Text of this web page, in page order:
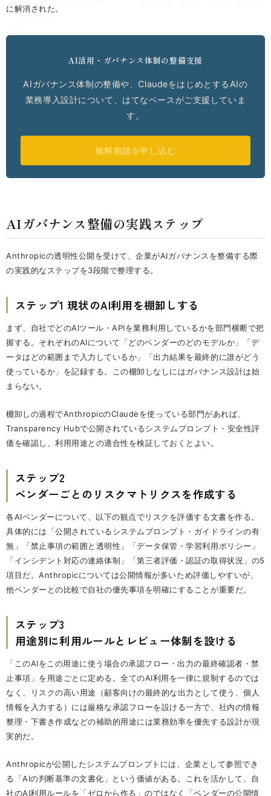
に解消された。
AI活用・ガバナンス体制の整備支援
AIガバナンス体制の整備や、ClaudeをはじめとするAIの
業務導入設計について、はてなベースがご支援していま
す。
無料相談を申し込む
AIガバナンス整備の実践ステップ
Anthropicの透明性公開を受けて、企業がAIガバナンスを整備する際
の実践的なステップを3段階で整理する。
ステップ1 現状のAI利用を棚卸しする
まず、自社でどのAIツール・APIを業務利用しているかを部門横断で把
握する。それぞれのAIについて「どのベンダーのどのモデルか」「デ
ータはどの範囲まで入力しているか」「出力結果を最終的に誰がどう
使っているか」を記録する。この棚卸しなしにはガバナンス設計は始
まらない。
棚卸しの過程でAnthropicのClaudeを使っている部門があれば、
Transparency Hubで公開されているシステムプロンプト・安全性評
価を確認し、利用用途との適合性を検証しておくとよい。
ステップ2
ベンダーごとのリスクマトリクスを作成する
各AIベンダーについて、以下の観点でリスクを評価する文書を作る。
具体的には「公開されているシステムプロンプト・ガイドラインの有
無」「禁止事項の範囲と透明性」「データ保管・学習利用ポリシー」
「インシデント対応の連絡体制」「第三者評価・認証の取得状況」の5
項目だ。Anthropicについては公開情報が多いため評価しやすいが、
他ベンダーとの比較で自社の優先事項を明確にすることが重要だ。
ステップ3
用途別に利用ルールとレビュー体制を設ける
「このAIをこの用途に使う場合の承認フロー・出力の最終確認者・禁
止事項」を用途ごとに定める。全てのAI利用を一律に規制するのでは
なく、リスクの高い用途（顧客向けの最終的な出力として使う、個人
情報を入力する）には厳格な承認フローを設ける一方で、社内の情報
整理・下書き作成などの補助的用途には業務効率を優先する設計が現
実的だ。
Anthropicが公開したシステムプロンプトには、企業として参照でき
る「AIの判断基準の文書化」という価値がある。これを活かして、自
社のAI利用ルールを「ゼロから作る」のではなく「ベンダーの公開情